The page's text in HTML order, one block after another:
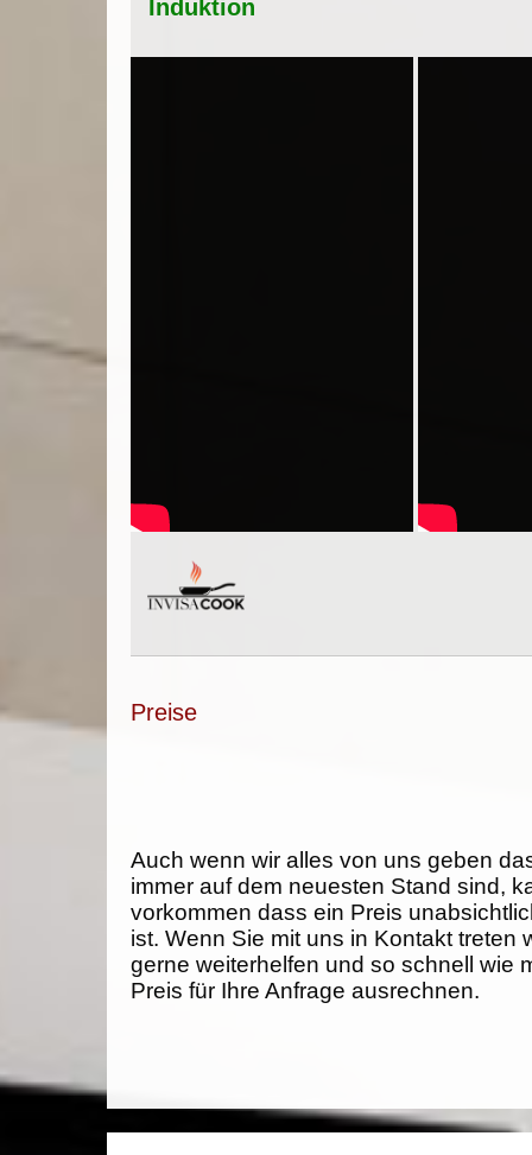
Induktion
Preise
Auch wenn wir alles von uns geben
immer auf dem neuesten Stand sind,
vorkommen dass ein Preis
ist. Wenn Sie mit uns in Kontakt treten
gerne weiterhelfen und so schnell wie
Preis für Ihre Anfrage ausrechnen.